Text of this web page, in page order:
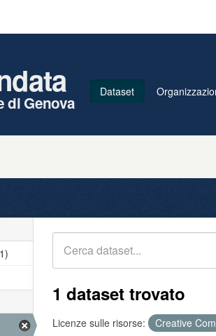
di Genova
Dataset
1 dataset trovato
Licenze sulle risorse: Creative